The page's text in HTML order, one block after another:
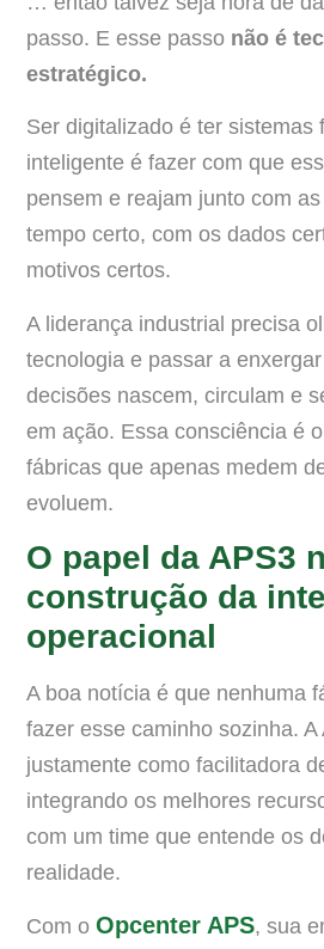
passo. E esse passo não é
estratégico.
Ser digitalizado é ter sistemas
inteligente é fazer com que
pensem e reajam junto com
tempo certo, com os dados
motivos certos.
A liderança industrial precisa
tecnologia e passar a
decisões nascem, circulam e
em ação. Essa consciência é
fábricas que apenas medem
evoluem.
O papel da APS3
construção da
operacional
A boa notícia é que nenhuma
fazer esse caminho sozinha. A
justamente como facilitadora
integrando os melhores
com um time que entende os
realidade.
Com o Opcenter APS, sua